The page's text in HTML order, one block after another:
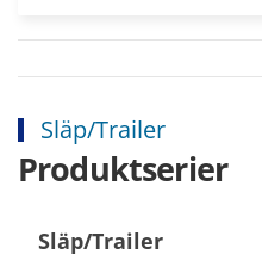
Släp/Trailer
Produktserier
Släp/Trailer